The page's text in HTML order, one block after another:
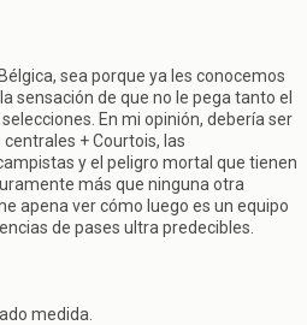
sea porque ya les conocemos
sensación de que no le pega tanto el
En mi opinión, debería ser
+ Courtois, las
y el peligro mortal que tienen
más que ninguna otra
apena ver cómo luego es un equipo
de pases ultra predecibles.
medida.